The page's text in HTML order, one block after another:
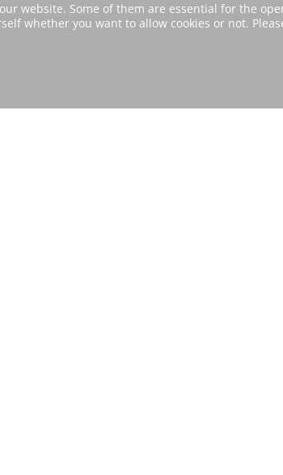
website. Some of them are essential for the
whether you want to allow cookies or not.